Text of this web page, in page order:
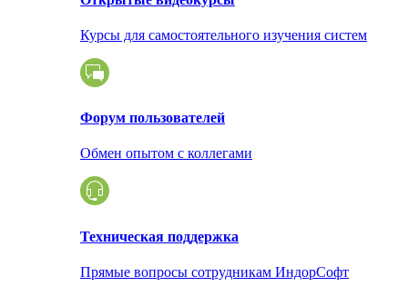
Курсы для самостоятельного изучения систем
Форум пользователей
Обмен опытом с коллегами
Техническая поддержка
Прямые вопросы сотрудникам ИндорСофт